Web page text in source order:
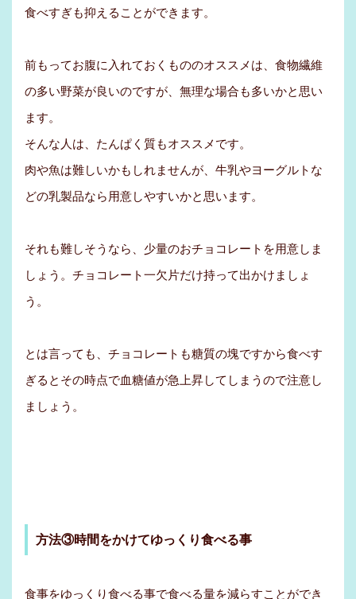
食べすぎも抑えることができます。
前もってお腹に入れておくもののオススメは、食物繊維
の多い野菜が良いのですが、無理な場合も多いかと思い
ます。
そんな人は、たんぱく質もオススメです。
肉や魚は難しいかもしれませんが、牛乳やヨーグルトな
どの乳製品なら用意しやすいかと思います。
それも難しそうなら、少量のおチョコレートを用意しま
しょう。チョコレート一欠片だけ持って出かけましょ
う。
とは言っても、チョコレートも糖質の塊ですから食べす
ぎるとその時点で血糖値が急上昇してしまうので注意し
ましょう。
方法③時間をかけてゆっくり食べる事
食事をゆっくり食べる事で食べる量を減らすことができ